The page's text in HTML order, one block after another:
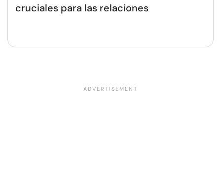
cruciales para las relaciones